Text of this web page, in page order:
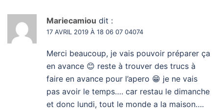
Mariecamiou dit :
17 AVRIL 2019 À 18 06 07 04074
Merci beaucoup, je vais pouvoir préparer ça
en avance 😊 reste à trouver des trucs à
faire en avance pour l’apero 😁 je ne vais
pas avoir le temps…. car restau le dimanche
et donc lundi, tout le monde a la maison….